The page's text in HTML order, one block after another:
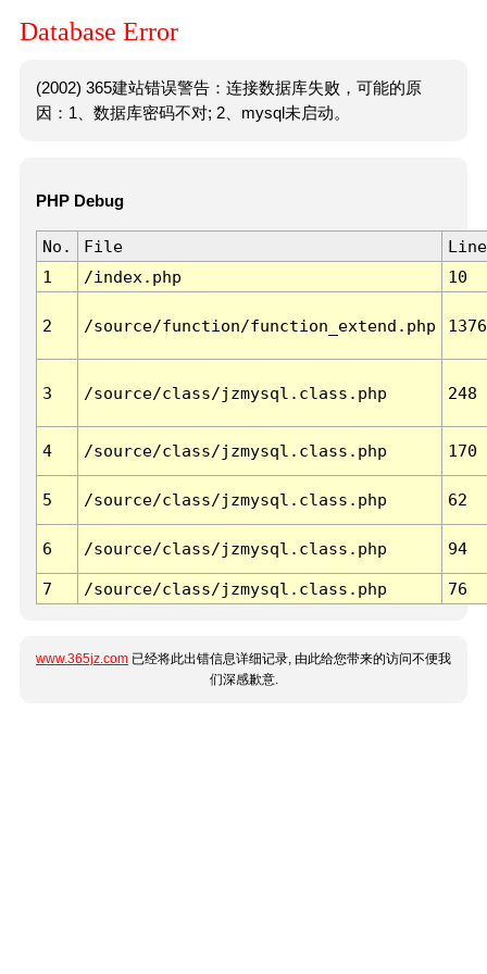
Database Error
(2002) 365建站错误警告：连接数据库失败，可能的原
因：1、数据库密码不对; 2、mysql未启动。
PHP Debug
No. File
Line
1
/index.php 10
2 /source/function/function_extend.php 1376
3 /source/class/jzmysql.class.php 248
4 /source/class/jzmysql.class.php 170
5 /source/class/jzmysql.class.php 62
6 /source/class/jzmysql.class.php 94
7 /source/class/jzmysql.class.php 76
www.365jz.com 已经将此出错信息详细记录, 由此给您带来的访问不便我
们深感歉意.